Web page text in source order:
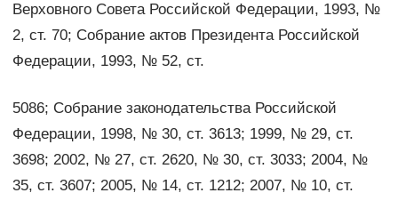
Верховного Совета Российской Федерации, 1993, №
2, ст. 70; Собрание актов Президента Российской
Федерации, 1993, № 52, ст.
5086; Собрание законодательства Российской
Федерации, 1998, № 30, ст. 3613; 1999, № 29, ст.
3698; 2002, № 27, ст. 2620, № 30, ст. 3033; 2004, №
35, ст. 3607; 2005, № 14, ст. 1212; 2007, № 10, ст.